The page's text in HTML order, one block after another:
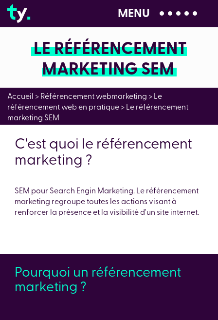
04 28 99 00 80
MENU
LE RÉFÉRENCEMENT
MARKETING SEM
Accueil >Référencement webmarketing >Le
référencement web en pratique>Le référencement
marketing SEM
C'est quoi le référencement
marketing ?
SEM pour Search Engin Marketing. Le référencement
marketing regroupe toutes les actions visant à
renforcer la présence et la visibilité d'un site internet.
Pourquoi un référencement
marketing ?